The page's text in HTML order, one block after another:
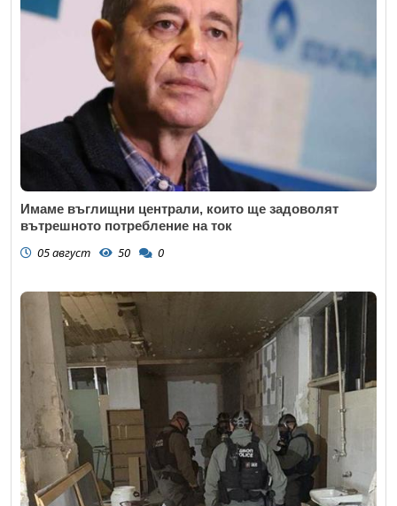
Имаме въглищни централи, които ще задоволят
вътрешното потребление на ток
05 август 50 0